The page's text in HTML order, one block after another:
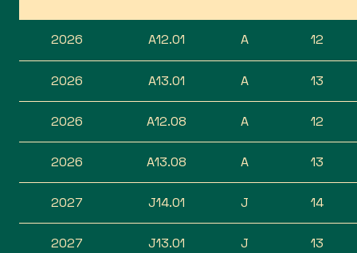
2026 A12.01 A 12
2026 A13.01 A 13
2026 A12.08 A 12
2026 A13.08 A 13
2027 J14.01 J 14
2027 J13.01 J 13